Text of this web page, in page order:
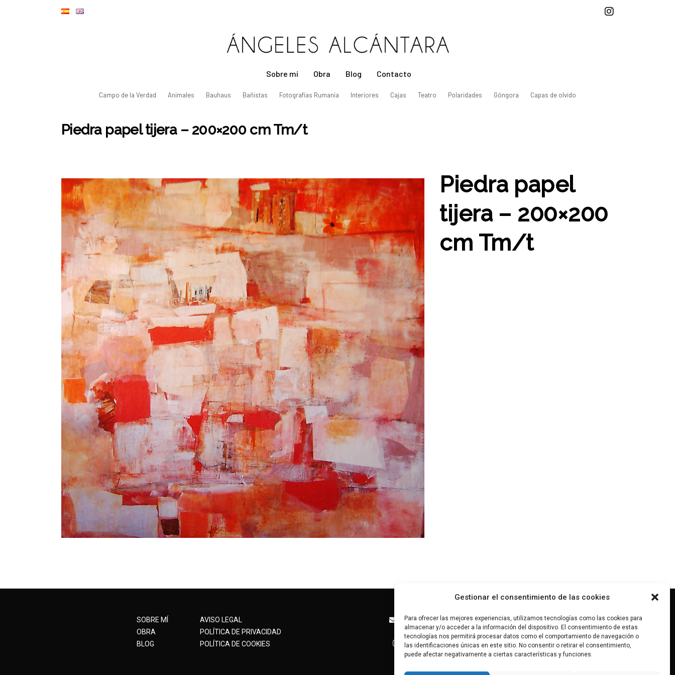
Gestionar el consentimiento de las cookies
Para ofrecer las mejores experiencias, utilizamos tecnologías como las cookies para
almacenar y/o acceder a la información del dispositivo. El consentimiento de estas
tecnologías nos permitirá procesar datos como el comportamiento de navegación o
las identificaciones únicas en este sitio. No consentir o retirar el consentimiento,
puede afectar negativamente a ciertas características y funciones.
Sobre mí Obra Blog Contacto
Campo de la Verdad Animales Bauhaus Bañistas Fotografías Rumanía Interiores Cajas Teatro Polaridades Góngora Capas de olvido
Piedra papel tijera – 200×200 cm Tm/t
Piedra papel
tijera – 200×200
cm Tm/t
SOBRE MÍ
AVISO LEGAL
OBRA
POLÍTICA DE PRIVACIDAD
BLOG
POLÍTICA DE COOKIES
angelesalcantara@gmail.com
+34 630 968 289
@angelesalcantarasanchez